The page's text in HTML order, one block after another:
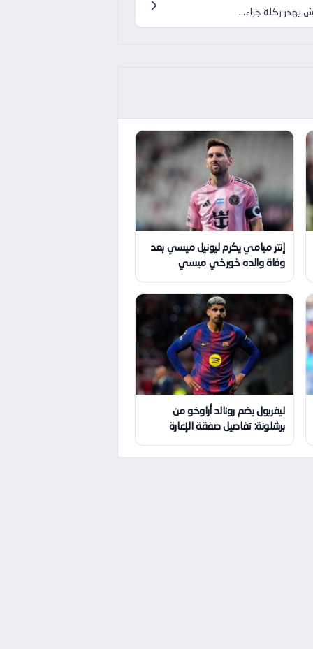
يهدر ركلة جزاء...
إنتر ميامي يكرم ليونيل ميسي بعد
وفاة والده خورخي ميسي
ليفربول يضم رونالد أراوخو من
برشلونة: تفاصيل صفقة الإعارة